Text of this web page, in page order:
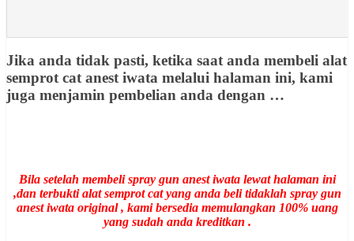
Jika anda tidak pasti, ketika saat anda membeli alat
semprot cat anest iwata melalui halaman ini, kami
juga menjamin pembelian anda dengan …
Bila setelah membeli spray gun anest iwata lewat halaman ini
,dan terbukti alat semprot cat yang anda beli tidaklah spray gun
anest iwata original , kami bersedia memulangkan 100% uang
yang sudah anda kreditkan .